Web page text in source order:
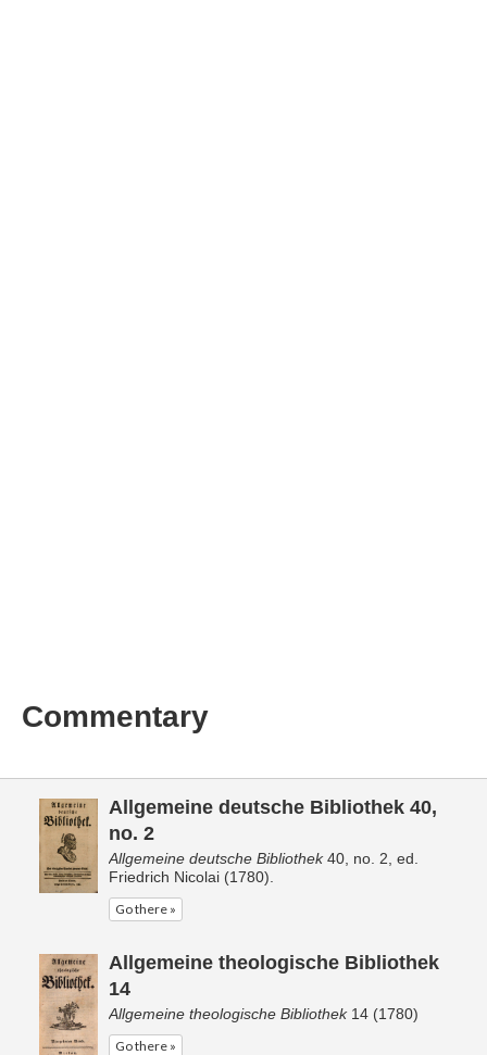
Commentary
Allgemeine deutsche Bibliothek 40,
no. 2
Allgemeine deutsche Bibliothek40, no. 2, ed.
Friedrich Nicolai (1780).
Go there »
Allgemeine theologische Bibliothek
14
Allgemeine theologische Bibliothek14 (1780)
Go there »